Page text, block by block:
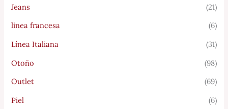
Jeans
(21)
linea francesa
(6)
Línea Italiana
(31)
Otoño
(98)
Outlet
(69)
Piel
(6)